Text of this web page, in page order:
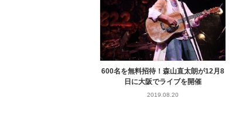
600名を無料招待！森山直太朗が12月8
日に大阪でライブを開催
2019.08.20